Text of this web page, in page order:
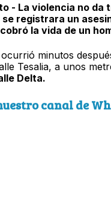
- La violencia no
se registrara un
la vida de un
minutos
Tesalia, a unos
Delta.
canal de